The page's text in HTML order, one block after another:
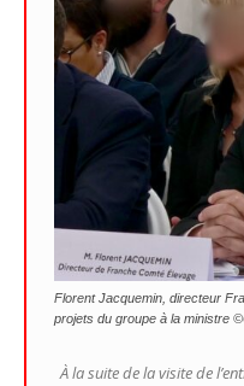
Florent Jacquemin, directeur
projets du groupe à la ministre
À la suite de la visite de